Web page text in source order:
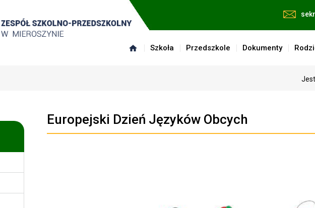
Szkoła Przedszkole Dokumenty
Europejski Dzień Języków Obcych